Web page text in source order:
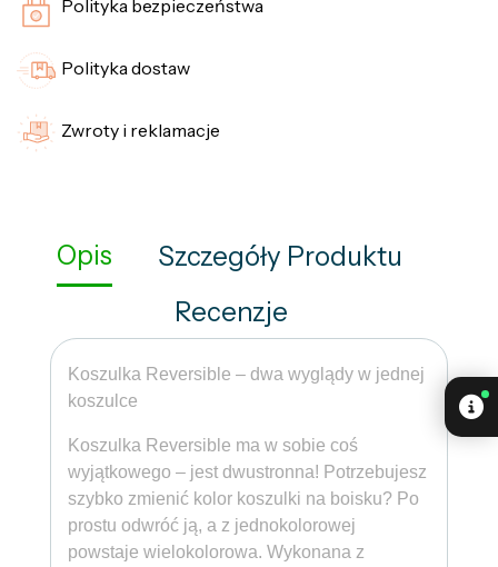
Polityka bezpieczeństwa
Polityka dostaw
Zwroty i reklamacje
Opis
Szczegóły Produktu
Recenzje
Koszulka Reversible – dwa wyglądy w jednej
koszulce
Koszulka Reversible ma w sobie coś
wyjątkowego – jest dwustronna! Potrzebujesz
szybko zmienić kolor koszulki na boisku? Po
prostu odwróć ją, a z jednokolorowej
powstaje wielokolorowa. Wykonana z